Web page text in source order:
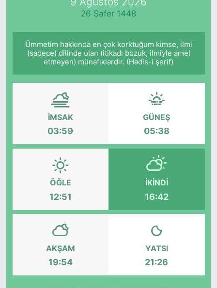
26 Safer 1448
Ümmetim hakkında en çok korktuğum kimse, ilmi
(sadece) dilinde olan (itikadı bozuk, ilmiyle amel
etmeyen) münafıklardır. (Hadis-i şerif)
İMSAK
03:59
GÜNEŞ
05:38
ÖĞLE
12:51
İKINDI
16:42
AKŞAM
19:54
YATSI
21:26